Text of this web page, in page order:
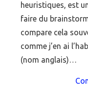
heuristiques, est
faire du
compare cela
comme j’en ai
(nom anglais)…